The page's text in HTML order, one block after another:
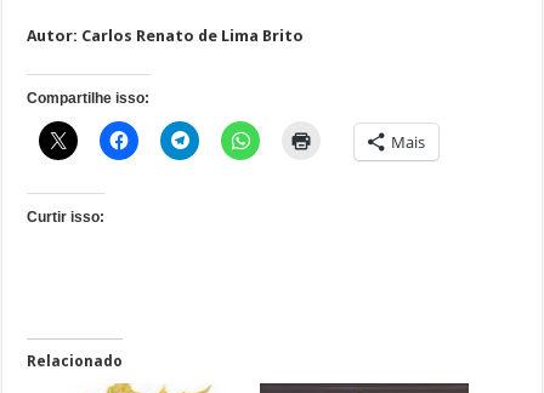
Autor: Carlos Renato de Lima Brito
Compartilhe isso:
Mais
Curtir isso:
Relacionado